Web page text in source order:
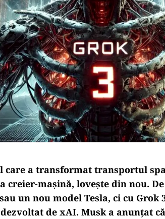
care a transformat transportul
creier-mașină, lovește din nou.
un nou model Tesla, ci cu Grok
de xAI. Musk a anunțat că